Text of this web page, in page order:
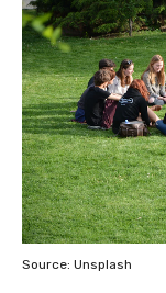
Source: Unsplash